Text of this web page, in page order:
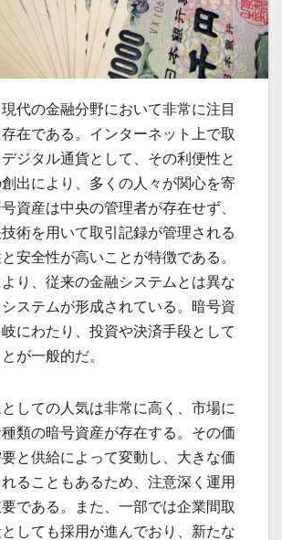
代の金融分野において非常に注目
在である。 インターネット上で取
ジタル通貨として、その利便性と
出により、多くの人々が関心を寄
資産は中央の管理者が存在せず、
術を用いて取引記録が管理される
安全性が高いことが特徴である。
り、従来の金融システムとは異な
ステムが形成されている。暗号資
にわたり、投資や決済手段として
が一般的だ。
しての人気は非常に高く、市場に
類の暗号資産が存在する。その価
と供給によって変動し、大きな価
ることもあるため、注意深く運用
である。また、一部では企業間取
しても採用が進んでおり、新たな